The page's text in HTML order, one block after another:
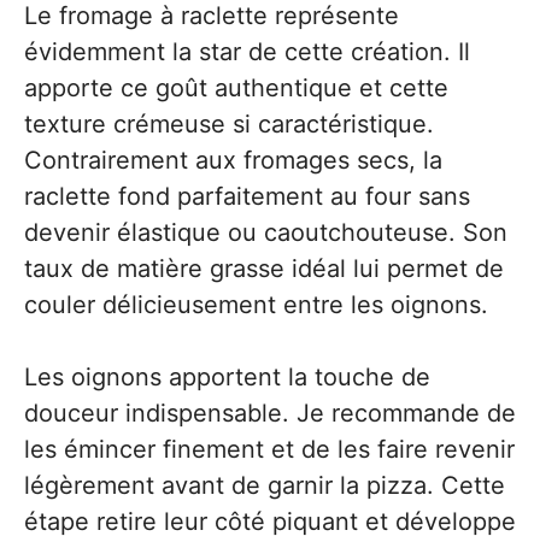
Le fromage à raclette représente
évidemment la star de cette création. Il
apporte ce goût authentique et cette
texture crémeuse si caractéristique.
Contrairement aux fromages secs, la
raclette fond parfaitement au four sans
devenir élastique ou caoutchouteuse. Son
taux de matière grasse idéal lui permet de
couler délicieusement entre les oignons.
Les oignons apportent la touche de
douceur indispensable. Je recommande de
les émincer finement et de les faire revenir
légèrement avant de garnir la pizza. Cette
étape retire leur côté piquant et développe